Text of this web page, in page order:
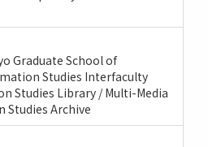
Graduate School of
Studies Interfaculty
Studies Library / Multi-Media
Archive